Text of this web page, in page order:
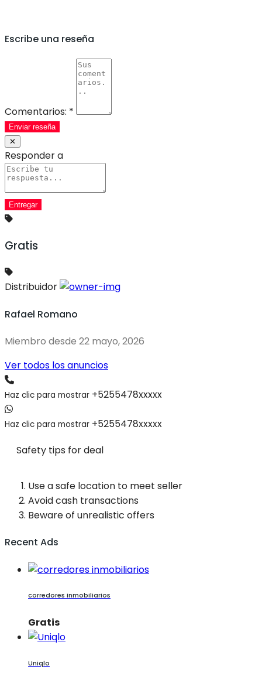
Escribe una reseña
Comentarios: *
Enviar reseña
✕
Responder a
Gratis
Distribuidor
Rafael Romano
Miembro desde 22 mayo, 2026
Ver todos los anuncios
Haz clic para mostrar +5255478xxxxx
Haz clic para mostrar +5255478xxxxx
Safety tips for deal
Use a safe location to meet seller
Avoid cash transactions
Beware of unrealistic offers
Recent Ads
corredores inmobiliarios
Gratis
Uniqlo